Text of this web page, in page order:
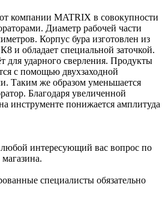
компании MATRIX в совокупности
Диаметр рабочей части
Корпус бура изготовлен из
и обладает специальной заточкой.
для ударного сверления. Продукты
с помощью двухзаходной
Таким же образом уменьшается
Благодаря увеличенной
инструменте понижается амплитуда
интересующий вас вопрос по
специалисты обязательно